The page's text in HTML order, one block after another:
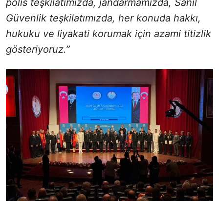
polis teşkilatımızda, jandarmamızda, Sahil
Güvenlik teşkilatımızda, her konuda hakkı,
hukuku ve liyakati korumak için azami titizlik
gösteriyoruz.”